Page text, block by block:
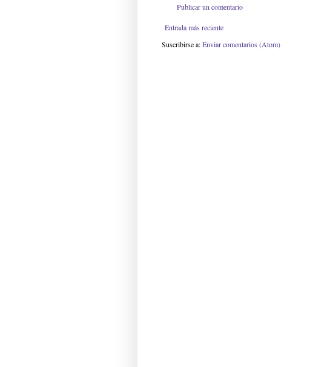
Publicar un comentario
Entrada más reciente
Suscribirse a:Enviar comentarios (Atom)